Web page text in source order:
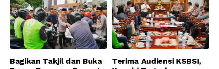
Bagikan Takjil dan Buka
Terima Audiensi KSBSI,